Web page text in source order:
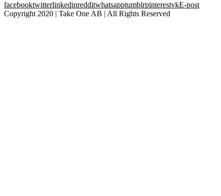
facebooktwitterlinkedinredditwhatsapptumblrpinterestvkE-post
Copyright 2020 | Take One AB | All Rights Reserved